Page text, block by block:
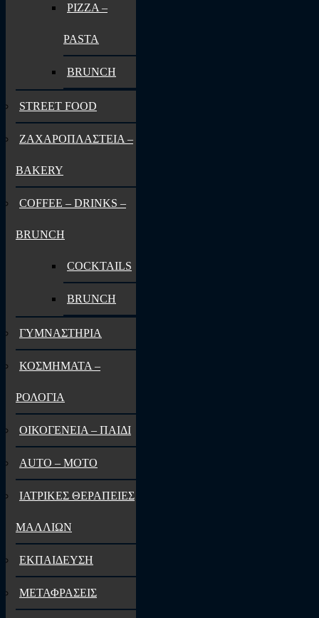
PIZZA –
PASTA
BRUNCH
STREET FOOD
ΖΑΧΑΡΟΠΛΑΣΤΕΙΑ –
BAKERY
COFFEE – DRINKS –
BRUNCH
COCKTAILS
BRUNCH
ΓΥΜΝΑΣΤΗΡΙΑ
ΚΟΣΜΗΜΑΤΑ –
ΡΟΛΟΓΙΑ
ΟΙΚΟΓΕΝΕΙΑ – ΠΑΙΔΙ
AUTO – MOTO
ΙΑΤΡΙΚΕΣ ΘΕΡΑΠΕΙΕΣ
ΜΑΛΛΙΩΝ
ΕΚΠΑΙΔΕΥΣΗ
ΜΕΤΑΦΡΑΣΕΙΣ